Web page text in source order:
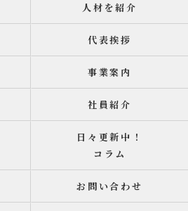
人材を紹介
代表挨拶
事業案内
社員紹介
日々更新中！
コラム
お問い合わせ